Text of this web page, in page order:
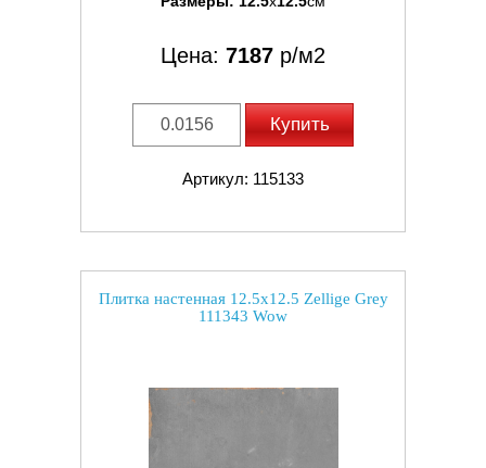
Цена: 7187 р/м2
Купить
Артикул: 115133
Плитка настенная 12.5x12.5 Zellige Grey
111343 Wow